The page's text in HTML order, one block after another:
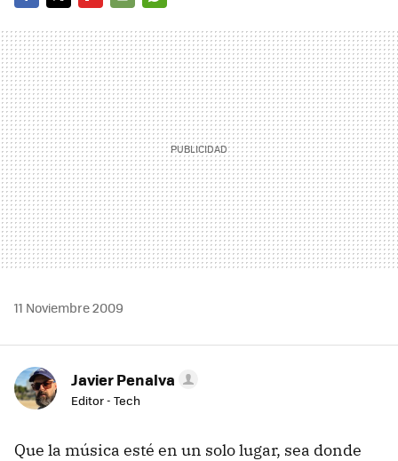
MAIL
11 Noviembre 2009
Javier Penalva
Editor - Tech
Que la música esté en un solo lugar, sea donde